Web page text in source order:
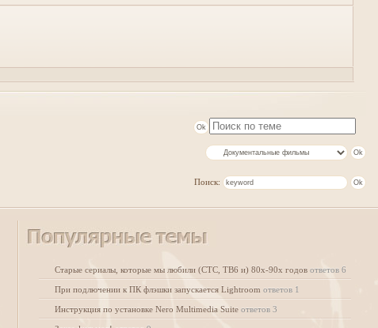
Поиск:
Старые сериалы, которые мы любили (СТС, ТВ6 и) 80х-90х годовответов 6
При подлючении к ПК флэшки запускается Lightroomответов 1
Инструкция по установке Nero Multimedia Suiteответов 3